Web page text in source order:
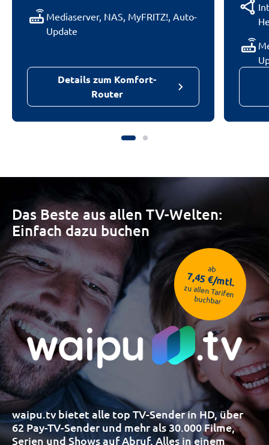
router Mediaserver, NAS, MyFRITZ!, Auto-
Update
Details zum Komfort-
Router
router
Das Beste aus allen TV-Welten:
Einfach dazu buchen
ab
7,45 €/mtl.
zu allen Tarifen
buchbar
waipu.tv bietet alle top TV-Sender in HD, über
62 Pay-TV-Sender und mehr als 30.000 Filme,
Serien und Shows auf Abruf. Alles in einem